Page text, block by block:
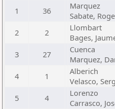
1
36
Marquez
Sabate,
2 2
Llombart
Bages,
3
27
Cuenca
Marquez,
4 1
Alberich
Velasco,
5 4
Lorenzo
Carrasco,